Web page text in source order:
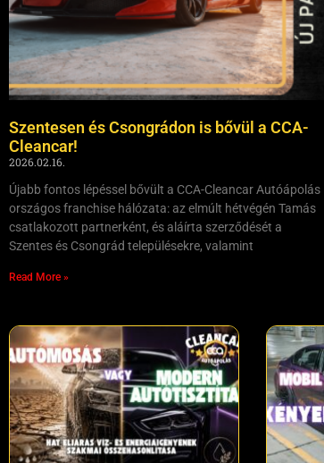
Szentesen és Csongrádon is bővül a CCA-
Cleancar!
2026.02.16.
Újabb fontos lépéssel bővült a CCA-Cleancar Autóápolás
országos franchise hálózata: az elmúlt hétvégén Tamás
csatlakozott partnerként, és aláírta szerződését a
Szentes és Csongrád településekre, valamint
Read More »